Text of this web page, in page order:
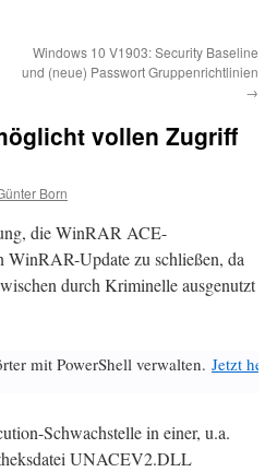
Windows 10 V1903: Security Baseline
und (neue) Passwort Gruppenrichtlinien
→
vollen Zugriff
Born
die WinRAR ACE-
WinRAR-Update zu schließen, da
durch Kriminelle ausgenutzt
mit PowerShell verwalten. Jetzt
Schwachstelle in einer, u.a.
UNACEV2.DLL